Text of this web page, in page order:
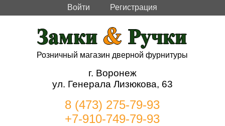
Войти Регистрация
Розничный магазин дверной фурнитуры
г. Воронеж
ул. Генерала Лизюкова, 63
8 (473) 275-79-93
+7-910-749-79-93